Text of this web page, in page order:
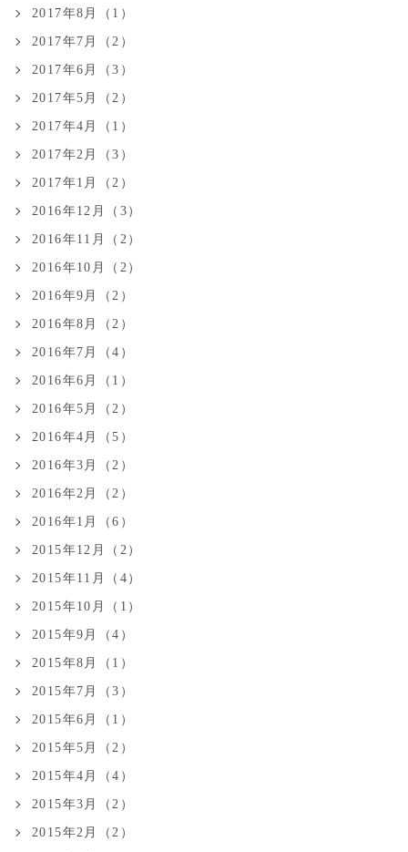
2017年8月（1）
2017年7月（2）
2017年6月（3）
2017年5月（2）
2017年4月（1）
2017年2月（3）
2017年1月（2）
2016年12月（3）
2016年11月（2）
2016年10月（2）
2016年9月（2）
2016年8月（2）
2016年7月（4）
2016年6月（1）
2016年5月（2）
2016年4月（5）
2016年3月（2）
2016年2月（2）
2016年1月（6）
2015年12月（2）
2015年11月（4）
2015年10月（1）
2015年9月（4）
2015年8月（1）
2015年7月（3）
2015年6月（1）
2015年5月（2）
2015年4月（4）
2015年3月（2）
2015年2月（2）